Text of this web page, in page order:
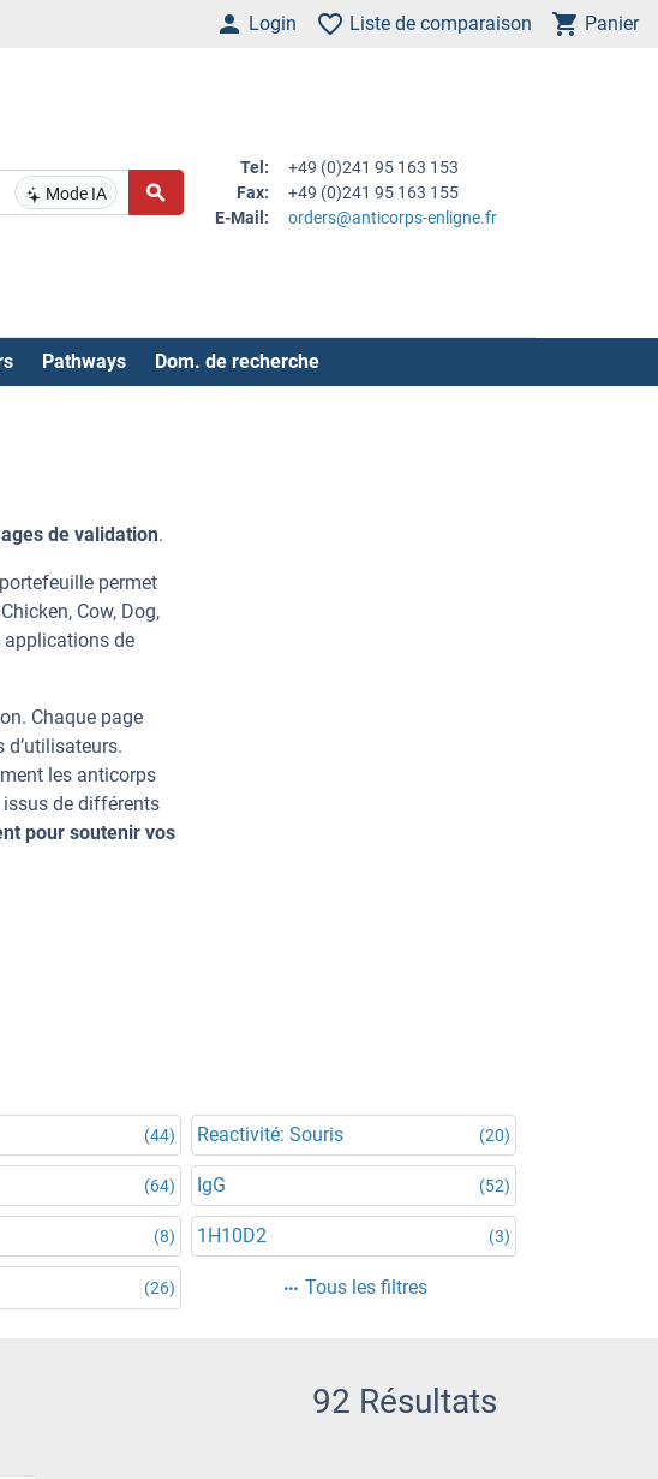
Login Liste de comparaison Panier
Mode IA
Tel:
+49 (0)241 95 163 153
Fax:
+49 (0)241 95 163 155
E-Mail:
orders@anticorps-enligne.fr
Pathways Dom. de recherche
de validation.
permet
Cow, Dog,
applications de
Chaque page
les anticorps
de différents
pour soutenir vos
(44) Reactivité: Souris (20)
(64) IgG (52)
(8) 1H10D2 (3)
(26) Tous les filtres
92 Résultats